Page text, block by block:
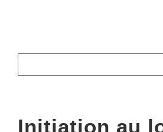
Initiation au